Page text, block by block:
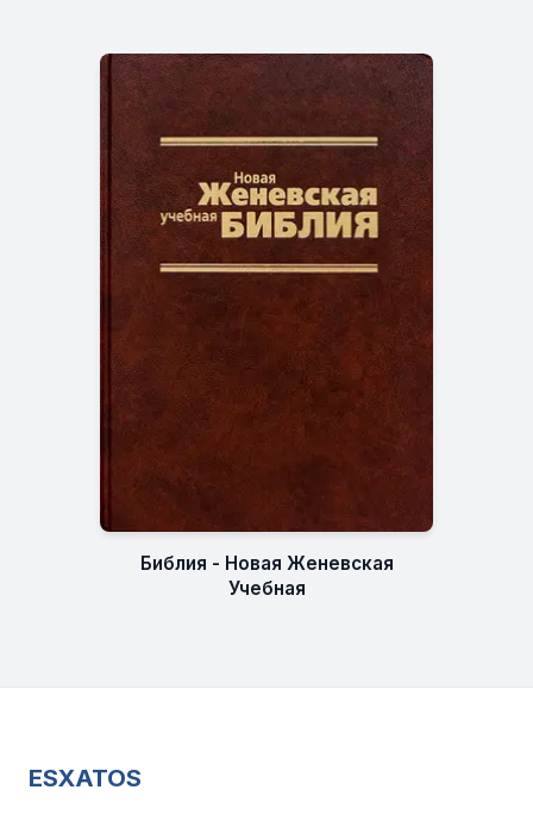
Библия - Новая Женевская
Учебная
ESXATOS